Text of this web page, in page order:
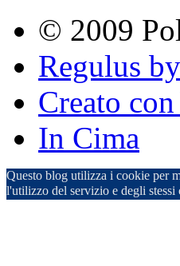
© 2009
Regulus
Creato
In Cima
Questo blog utilizza i cookie per
l'utilizzo del servizio e degli stessi